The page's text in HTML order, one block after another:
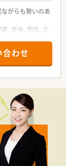
がらも勢いのあ
東海、関西、北
でなく任意で受
、将来経営幹部
きるフィールド
勤務）どちらか
併設店舗」「敷
を運営してい
特化型店舗」を
しています
人2023（大規模
合わせ